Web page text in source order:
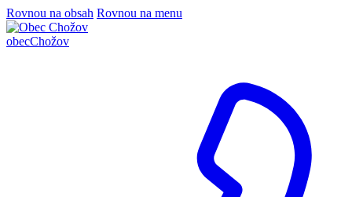
Rovnou na obsah Rovnou na menu
obecChožov